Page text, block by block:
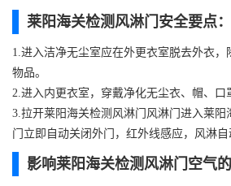
莱阳海关检测风淋门安全要点：
1.进入洁净无尘室应在外更衣室脱去外衣
物品。
2.进入内更衣室，穿戴净化无尘衣、帽、口
3.拉开莱阳海关检测风淋门风淋门进入莱
门立即自动关闭外门，红外线感应，风淋自
影响莱阳海关检测风淋门空气的